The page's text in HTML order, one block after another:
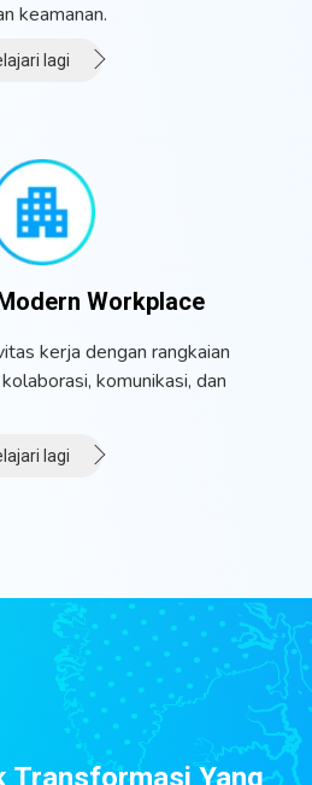
keamanan.
lagi
Workplace
kerja dengan rangkaian
komunikasi, dan
lagi
Transformasi Yang